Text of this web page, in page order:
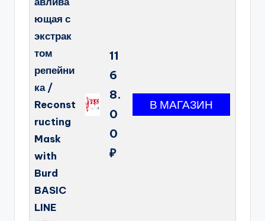
ющая с
экстрак
том
репейни
ка /
Reconst
ructing
Mask
with
Burd
BASIC
LINE
11
6
8.
0
0
₽